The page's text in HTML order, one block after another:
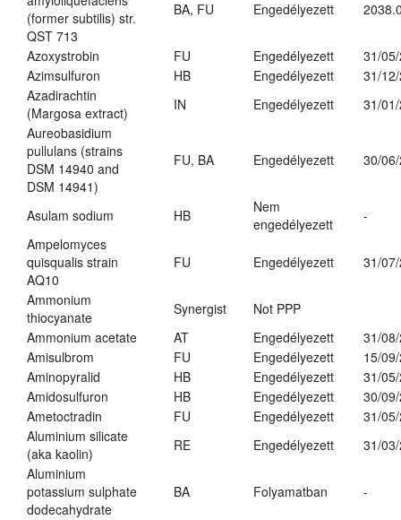
(former subtilis) str.
QST 713
BA, FU Engedélyezett
Azoxystrobin FU Engedélyezett
31/
Azimsulfuron
HB Engedélyezett
31/
Azadirachtin
(Margosa extract)
IN Engedélyezett
31/
Aureobasidium
pullulans (strains
DSM 14940 and
DSM 14941)
FU, BA Engedélyezett 30/
Asulam sodium HB
Nem
engedélyezett
-
Ampelomyces
quisqualis strain
AQ10
FU Engedélyezett 31/
Ammonium
thiocyanate
Synergist
Not PPP
Ammonium acetate
AT Engedélyezett
31/
Amisulbrom
FU Engedélyezett
15/
Aminopyralid
HB Engedélyezett
31/
Amidosulfuron
HB Engedélyezett
30/
Ametoctradin
FU Engedélyezett
31/
Aluminium silicate
(aka kaolin)
RE Engedélyezett
31/
Aluminium
potassium sulphate
dodecahydrate
BA Folyamatban -